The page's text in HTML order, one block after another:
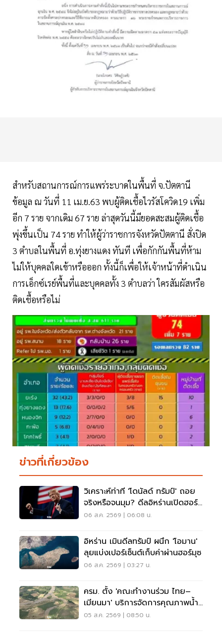
สำหรับสถานการณ์การแพร่ระบาดในพื้นที่ จ.ปัตตานี
ข้อมูล ณ วันที่ 11 เม.ย.63 พบผู้ติดเชื้อไวรัสโควิด19 เพิ่ม
อีก 7 ราย จากเดิม 67 ราย ล่าสุดวันนี้มียอดสะสมผู้ติดเชื้อ
พุ่งขึ้นเป็น 74 ราย ทำให้ผู้ว่าราชการจังหวัดปัตตานี สั่งปิด
3 ตำบลในพื้นที่ อ.ทุ่งยางแดง ทันที เพื่อกักกันพื้นที่ห้าม
ไม่ให้บุคคลใดเข้าหรือออก ทั้งนี้ก็เพื่อให้เจ้าหน้าที่ดำเนิน
การเอ็กซ์เรย์พื้นที่และบุคคลทั้ง 3 ตำบลว่า ใครสัมผัสหรือ
ติดเชื้อหรือไม่
ข่าวที่เกี่ยวข้อง
วิเคราะห์ท่าที 'โดนัลด์ ทรัมป์' ถอย
จริงหรือจนมุม? ดีลอิหร่านเปิดฮอร์
มุซ
06 ส.ค. 2569 | 06:08 น.
อิหร่าน เมินดีลทรัมป์ ผนึก 'โอมาน'
ลุยแบ่งเปอร์เซ็นต์เก็บค่าผ่านฮอร์มุซ
06 ส.ค. 2569 | 03:27 น.
ครม. ตั้ง 'คณะทำงานร่วม ไทย–
เมียนมา' บริการจัดการคุณภาพน้ำ
ข้ามแดน
05 ส.ค. 2569 | 08:50 น.